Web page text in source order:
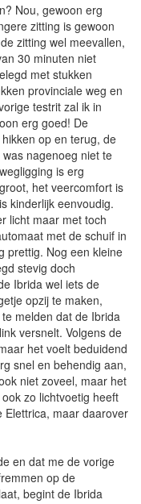
Nou, gewoon erg
zitting is gewoon
zitting wel meevallen,
30 minuten niet
met stukken
provinciale weg en
testrit zal ik in
erg goed! De
op en terug, de
nagenoeg niet te
is erg
het veercomfort is
kinderlijk eenvoudig.
licht maar met toch
met de schuif in
prettig. Nog een kleine
stevig doch
Ibrida wel iets de
opzij te maken,
melden dat de Ibrida
versnelt. Volgens de
het voelt beduidend
snel en behendig aan,
niet zoveel, maar het
zo lichtvoetig heeft
Elettrica, maar daarover
en dat me de vorige
op de
begint de Ibrida